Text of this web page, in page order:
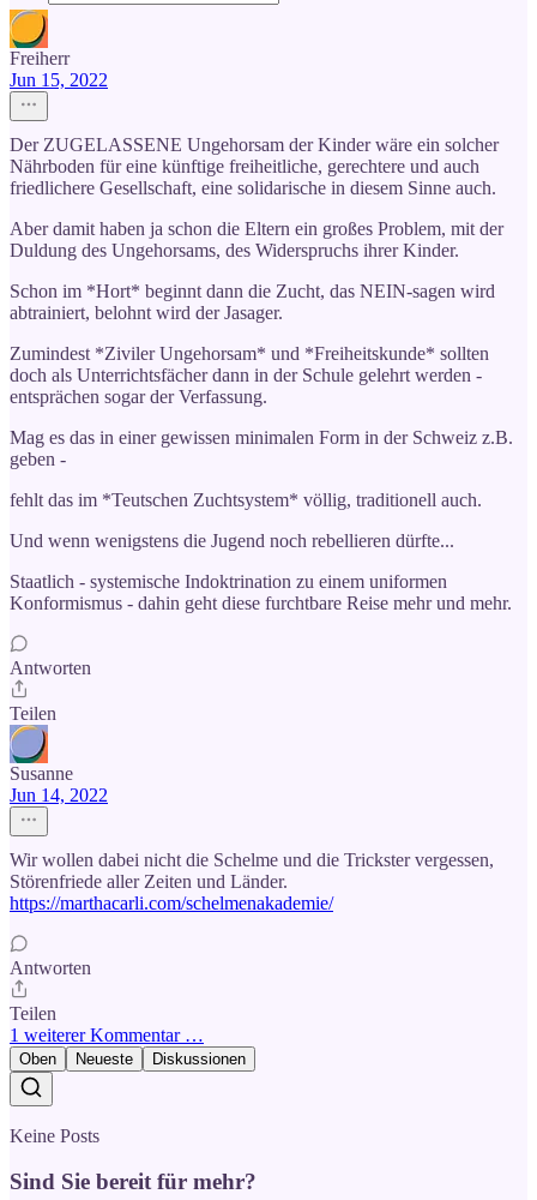
Freiherr
Jun 15, 2022
Der ZUGELASSENE Ungehorsam der Kinder wäre ein solcher
Nährboden für eine künftige freiheitliche, gerechtere und auch
friedlichere Gesellschaft, eine solidarische in diesem Sinne auch.
Aber damit haben ja schon die Eltern ein großes Problem, mit der
Duldung des Ungehorsams, des Widerspruchs ihrer Kinder.
Schon im *Hort* beginnt dann die Zucht, das NEIN-sagen wird
abtrainiert, belohnt wird der Jasager.
Zumindest *Ziviler Ungehorsam* und *Freiheitskunde* sollten
doch als Unterrichtsfächer dann in der Schule gelehrt werden -
entsprächen sogar der Verfassung.
Mag es das in einer gewissen minimalen Form in der Schweiz z.B.
geben -
fehlt das im *Teutschen Zuchtsystem* völlig, traditionell auch.
Und wenn wenigstens die Jugend noch rebellieren dürfte...
Staatlich - systemische Indoktrination zu einem uniformen
Konformismus - dahin geht diese furchtbare Reise mehr und mehr.
Antworten
Teilen
Susanne
Jun 14, 2022
Wir wollen dabei nicht die Schelme und die Trickster vergessen,
Störenfriede aller Zeiten und Länder.
https://marthacarli.com/schelmenakademie/
Antworten
Teilen
1 weiterer Kommentar …
Oben Neueste Diskussionen
Keine Posts
Sind Sie bereit für mehr?